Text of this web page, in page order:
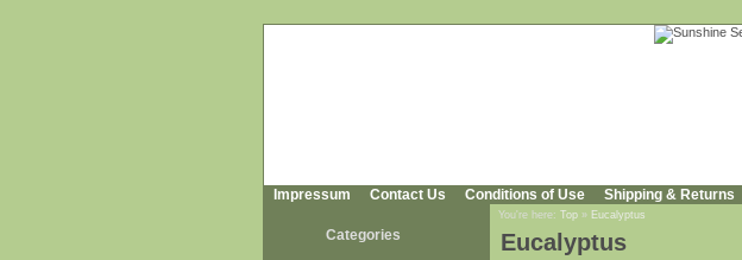
Impressum Contact Us Conditions of Use Shipping & Returns
Categories
You're here: Top » Eucalyptus
Eucalyptus